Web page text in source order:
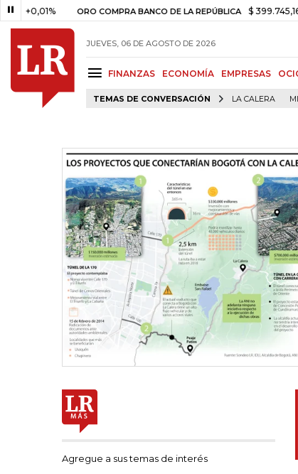
ORO COMPRA BANCO DE LA REPÚBLICA $ 399.745,16 +$
JUEVES, 06 DE AGOSTO DE 2026
FINANZAS ECONOMÍA EMPRESAS
TEMAS DE CONVERSACIÓN LA CALERA
Agregue a sus temas de interés